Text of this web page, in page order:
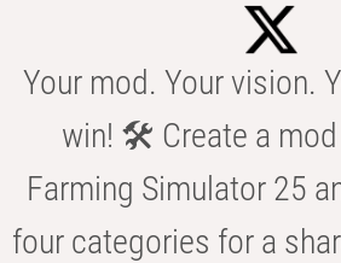
Your mod. Your vision.
win! 🛠️ Create a
Farming Simulator 25
four categories for a